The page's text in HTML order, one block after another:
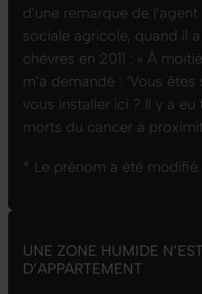
d’une remarque de
sociale agricole, quand il
chèvres en 2011 : « À
m’a demandé : ‘Vous
vous installer ici ? Il y a
morts du cancer à
* Le prénom a été modifié.
UNE ZONE HUMIDE
D’APPARTEMENT